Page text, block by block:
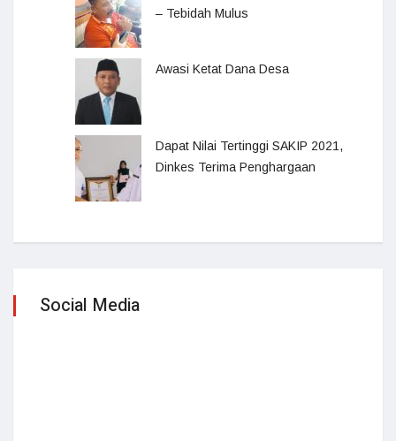
– Tebidah Mulus
Awasi Ketat Dana Desa
Dapat Nilai Tertinggi SAKIP 2021,
Dinkes Terima Penghargaan
Social Media